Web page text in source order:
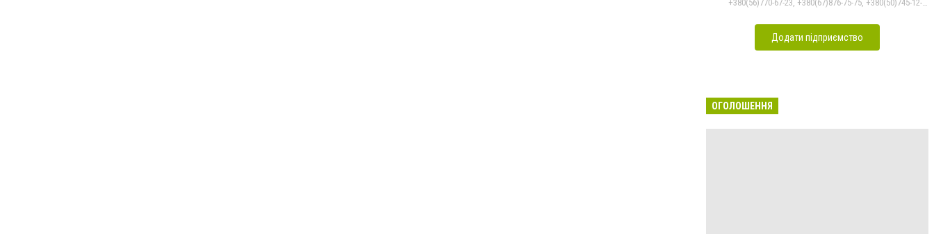
Додати підприємство
ОГОЛОШЕННЯ